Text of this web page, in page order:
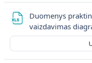
Duomenys
vaizdavimas